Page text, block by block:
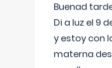
Buenad
Di a luz el 9
y estoy con
materna